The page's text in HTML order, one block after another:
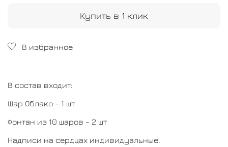
Купить в 1 клик
В избранное
В состав входит:
Шар Облако - 1 шт
Фонтан из 10 шаров - 2 шт
Надписи на сердцах индивидуальные.